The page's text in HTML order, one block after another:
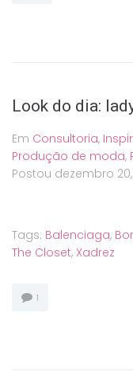
Look do dia:
Em Consultoria,
Produção de moda,
Postou dezembro 20,
Tags: Balenciaga,
The Closet, Xadrez
1